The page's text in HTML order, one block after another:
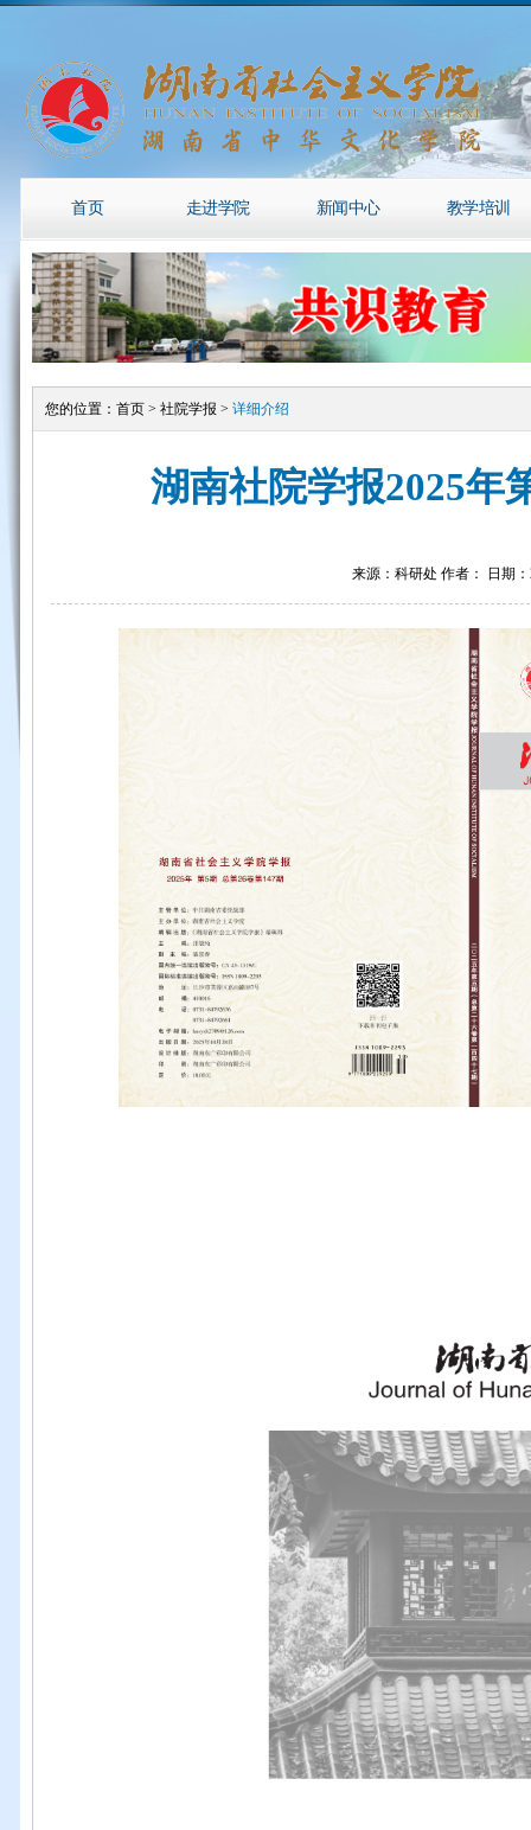
首页 走进学院 新闻中心 教学培训
您的位置： 首页> 社院学报 > 详细介绍
湖南社院学报2025年
来源：科研处 作者： 日期：